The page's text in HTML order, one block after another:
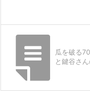
瓜を破る
と鍵谷さ